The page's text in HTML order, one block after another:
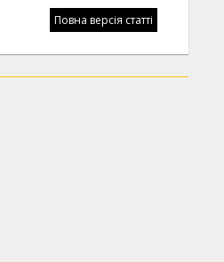
Повна версія статті